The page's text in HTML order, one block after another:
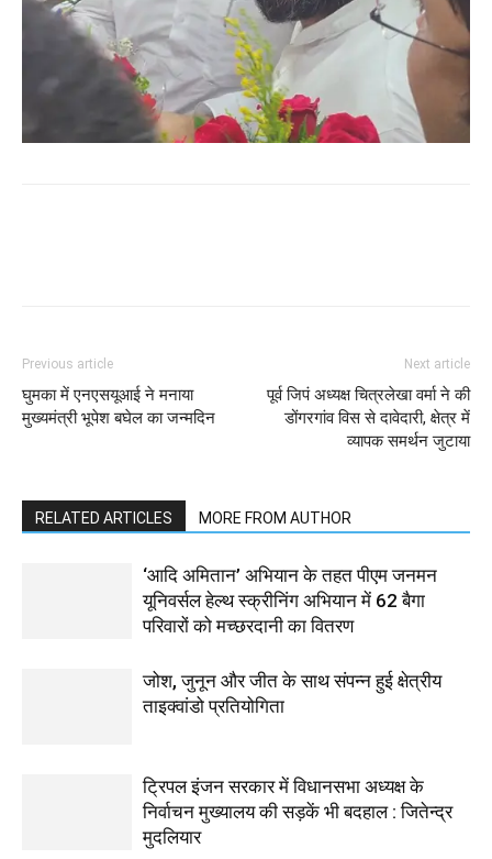
Previous article
घुमका में एनएसयूआई ने मनाया
मुख्यमंत्री भूपेश बघेल का जन्मदिन
Next article
पूर्व जिपं अध्यक्ष चित्रलेखा वर्मा ने की
डोंगरगांव विस से दावेदारी, क्षेत्र में
व्यापक समर्थन जुटाया
RELATED ARTICLES MORE FROM AUTHOR
‘आदि अमितान’ अभियान के तहत पीएम जनमन
यूनिवर्सल हेल्थ स्क्रीनिंग अभियान में 62 बैगा
परिवारों को मच्छरदानी का वितरण
जोश, जुनून और जीत के साथ संपन्न हुई क्षेत्रीय
ताइक्वांडो प्रतियोगिता
ट्रिपल इंजन सरकार में विधानसभा अध्यक्ष के
निर्वाचन मुख्यालय की सड़कें भी बदहाल : जितेन्द्र
मुदलियार